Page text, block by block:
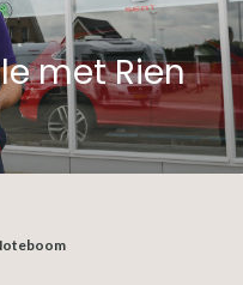
met Rien